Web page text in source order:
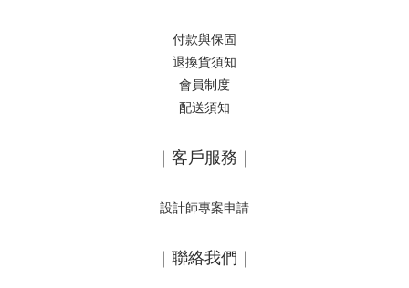
付款與保固
退換貨須知
會員制度
配送須知
｜客戶服務｜
設計師專案申請
｜聯絡我們｜